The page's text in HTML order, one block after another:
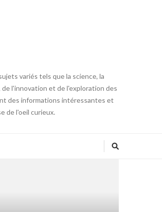
variés tels que la science, la
l'innovation et de l'exploration des
des informations intéressantes et
de l'oeil curieux.